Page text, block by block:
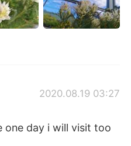
2020.08.19 03:27
one day i will visit too